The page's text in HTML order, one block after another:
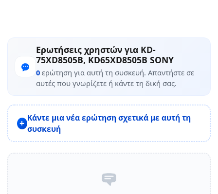
Ερωτήσεις χρηστών για KD-
75XD8505B, KD65XD8505B SONY
0 ερώτηση για αυτή τη συσκευή. Απαντήστε σε
αυτές που γνωρίζετε ή κάντε τη δική σας.
Κάντε μια νέα ερώτηση σχετικά με αυτή τη
συσκευή